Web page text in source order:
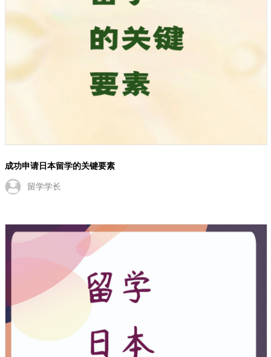
成功申请日本留学的关键要素
留学学长